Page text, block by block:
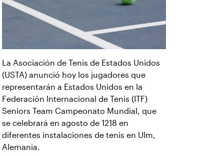
La Asociación de Tenis de Estados Unidos
(USTA) anunció hoy los jugadores que
representarán a Estados Unidos en la
Federación Internacional de Tenis (ITF)
Seniors Team Campeonato Mundial, que
se celebrará en agosto de 1218 en
diferentes instalaciones de tenis en Ulm,
Alemania.